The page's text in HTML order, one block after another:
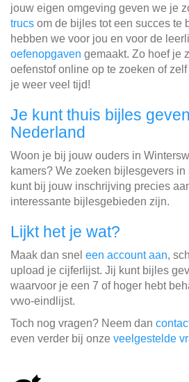
jouw eigen omgeving geven we je
trucs om de bijles tot een succes te
hebben we voor jou en voor de
oefenopgaven gemaakt. Zo hoef je
oefenstof online op te zoeken of
je weer veel tijd!
Je kunt thuis bijles
Nederland
Woon je bij jouw ouders in
kamers? We zoeken bijlesgevers
kunt bij jouw inschrijving precies
interessante bijlesgebieden zijn.
Lijkt het je wat?
Maak dan snel een account aan,
upload je cijferlijst. Jij kunt bijles
waarvoor je een 7 of hoger hebt
vwo-eindlijst.
Toch nog vragen? Neem dan
even verder bij onze veelgestelde